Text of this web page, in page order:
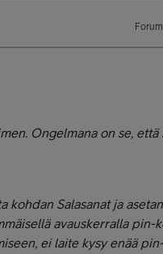
Ongelmana on se, että
kohdan Salasanat ja
avauskerralla pin-
ei laite kysy enää